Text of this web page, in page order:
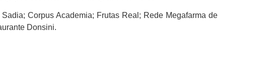
Corpus Academia; Frutas Real; Rede Megafarma de
Donsini.